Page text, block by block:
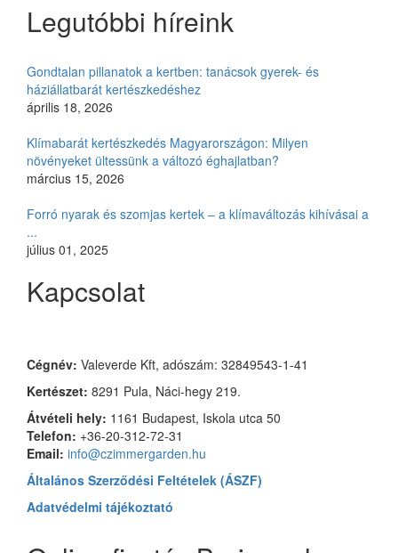
Legutóbbi híreink
Gondtalan pillanatok a kertben: tanácsok gyerek- és
háziállatbarát kertészkedéshez
április 18, 2026
Klímabarát kertészkedés Magyarországon: Milyen
növényeket ültessünk a változó éghajlatban?
március 15, 2026
Forró nyarak és szomjas kertek – a klímaváltozás kihívásai a
...
július 01, 2025
Kapcsolat
Cégnév: Valeverde Kft, adószám: 32849543-1-41
Kertészet: 8291 Pula, Náci-hegy 219.
Átvételi hely: 1161 Budapest, Iskola utca 50
Telefon: +36-20-312-72-31
Email: info@czimmergarden.hu
Általános Szerződési Feltételek (ÁSZF)
Adatvédelmi tájékoztató